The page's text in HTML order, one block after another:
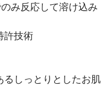
み反応して溶け込み
許技術
るしっとりとしたお肌